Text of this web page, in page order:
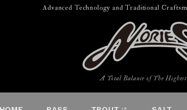
Advanced Technology and Traditional
A Total Balance of The Highest